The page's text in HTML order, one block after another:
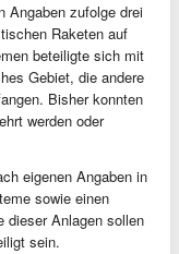
Angaben zufolge drei
Raketen auf
beteiligte sich mit
Gebiet, die andere
Bisher konnten
werden oder
eigenen Angaben in
sowie einen
dieser Anlagen sollen
sein.